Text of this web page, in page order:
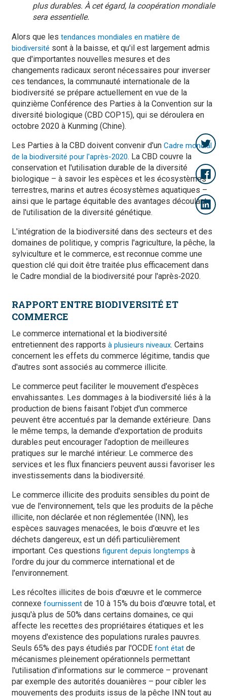
plus durables. À cet égard, la coopération mondiale
sera essentielle.
Alors que les tendances mondiales en matière de
biodiversité sont à la baisse, et qu'il est largement admis
que d'importantes nouvelles mesures et des
changements radicaux seront nécessaires pour inverser
ces tendances, la communauté internationale de la
biodiversité se prépare actuellement en vue de la
quinzième Conférence des Parties à la Convention sur la
diversité biologique (CBD COP15), qui se déroulera en
octobre 2020 à Kunming (Chine).
Les Parties à la CBD doivent convenir d'un Cadre mondial
de la biodiversité pour l'après-2020. La CBD couvre la
conservation et l'utilisation durable de la diversité
biologique – à savoir les espèces et les écosystèmes
terrestres, marins et autres écosystèmes aquatiques –
ainsi que le partage équitable des avantages découlant
de l'utilisation de la diversité génétique.
L'intégration de la biodiversité dans des secteurs et des
domaines de politique, y compris l'agriculture, la pêche, la
sylviculture et le commerce, est reconnue comme une
question clé qui doit être traitée plus efficacement dans
le Cadre mondial de la biodiversité pour l'après‑2020.
RAPPORT ENTRE BIODIVERSITÉ ET
COMMERCE
Le commerce international et la biodiversité
entretiennent des rapports à plusieurs niveaux. Certains
concernent les effets du commerce légitime, tandis que
d'autres sont associés au commerce illicite.
Le commerce peut faciliter le mouvement d'espèces
envahissantes. Les dommages à la biodiversité liés à la
production de biens faisant l'objet d'un commerce
peuvent être accentués par la demande extérieure. Dans
le même temps, la demande d'exportation de produits
durables peut encourager l'adoption de meilleures
pratiques sur le marché intérieur. Le commerce des
services et les flux financiers peuvent aussi favoriser les
investissements dans la biodiversité.
Le commerce illicite des produits sensibles du point de
vue de l'environnement, tels que les produits de la pêche
illicite, non déclarée et non réglementée (INN), les
espèces sauvages menacées, le bois d'œuvre et les
déchets dangereux, est un défi particulièrement
important. Ces questions figurent depuis longtemps à
l'ordre du jour du commerce international et de
l'environnement.
Les récoltes illicites de bois d'œuvre et le commerce
connexe fournissent de 10 à 15% du bois d'œuvre total, et
jusqu'à plus de 50% dans certains domaines, ce qui
affecte les recettes des propriétaires étatiques et les
moyens d'existence des populations rurales pauvres.
Seuls 65% des pays étudiés par l'OCDE font état de
mécanismes pleinement opérationnels permettant
l'utilisation d'informations sur le commerce – provenant
par exemple des autorités douanières – pour cibler les
mouvements des produits issus de la pêche INN tout au